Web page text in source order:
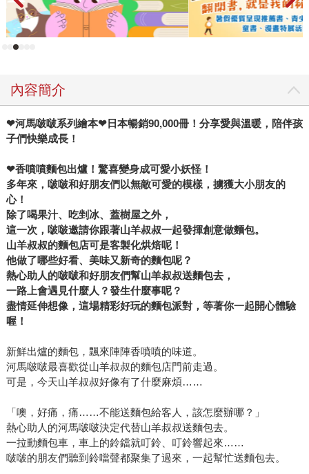
內容簡介
❤河馬啵啵系列繪本❤日本暢銷90,000冊！分享愛與溫暖，陪伴孩
子們快樂成長！
❤香噴噴麵包出爐！驚喜變身成可愛小妖怪！
多年來，啵啵和好朋友們以無敵可愛的模樣，擄獲大小朋友的
心！
除了喝果汁、吃剉冰、蓋樹屋之外，
這一次，啵啵邀請你跟著山羊叔叔一起發揮創意做麵包。
山羊叔叔的麵包店可是客製化烘焙呢！
他做了哪些好看、美味又新奇的麵包呢？
熱心助人的啵啵和好朋友們幫山羊叔叔送麵包去，
一路上會遇見什麼人？發生什麼事呢？
盡情延伸想像，這場精彩好玩的麵包派對，等著你一起開心體驗
喔！
新鮮出爐的麵包，飄來陣陣香噴噴的味道。
河馬啵啵最喜歡從山羊叔叔的麵包店門前走過。
可是，今天山羊叔叔好像有了什麼麻煩……
「噢，好痛，痛……不能送麵包給客人，該怎麼辦哪？」
熱心助人的河馬啵啵決定代替山羊叔叔送麵包去。
一拉動麵包車，車上的鈴鐺就叮鈴、叮鈴響起來……
啵啵的朋友們聽到鈴噹聲都聚集了過來，一起幫忙送麵包去。